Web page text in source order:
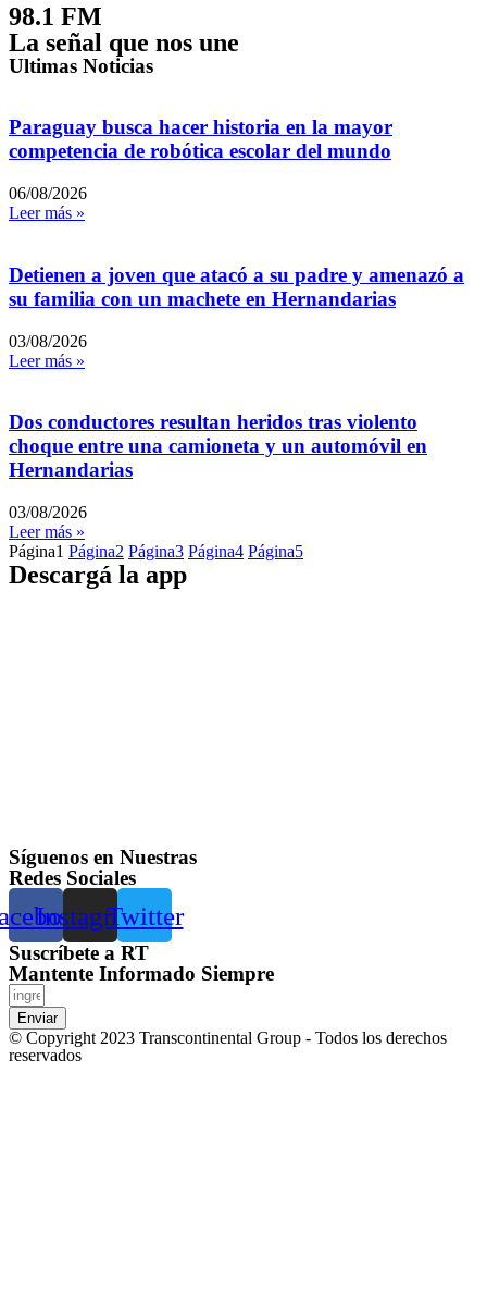
98.1 FM
La señal que nos une
Ultimas Noticias
Paraguay busca hacer historia en la mayor
competencia de robótica escolar del mundo
06/08/2026
Leer más »
Detienen a joven que atacó a su padre y amenazó a
su familia con un machete en Hernandarias
03/08/2026
Leer más »
Dos conductores resultan heridos tras violento
choque entre una camioneta y un automóvil en
Hernandarias
03/08/2026
Leer más »
Página1 Página2 Página3 Página4 Página5
Descargá la app
Síguenos en Nuestras
Redes Sociales
InstagramTwitter
Suscríbete a RT
Mantente Informado Siempre
Enviar
© Copyright 2023 Transcontinental Group - Todos los derechos
reservados